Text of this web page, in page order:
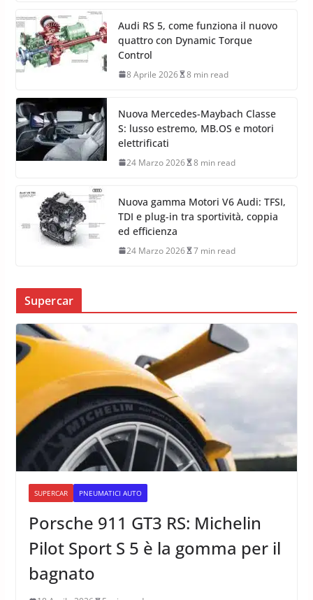
Audi RS 5, come funziona il nuovo
quattro con Dynamic Torque
Control
8 Aprile 2026 8 min read
Nuova Mercedes-Maybach Classe
S: lusso estremo, MB.OS e motori
elettrificati
24 Marzo 2026 8 min read
Nuova gamma Motori V6 Audi: TFSI,
TDI e plug-in tra sportività, coppia
ed efficienza
24 Marzo 2026 7 min read
Supercar
SUPERCAR PNEUMATICI AUTO
Porsche 911 GT3 RS: Michelin
Pilot Sport S 5 è la gomma per il
bagnato